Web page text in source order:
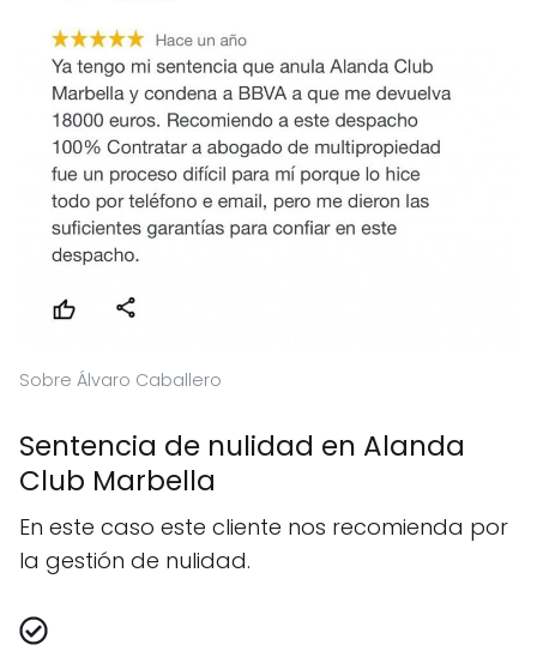
Sobre Álvaro Caballero
Sentencia de nulidad en Alanda
Club Marbella
En este caso este cliente nos recomienda por
la gestión de nulidad.